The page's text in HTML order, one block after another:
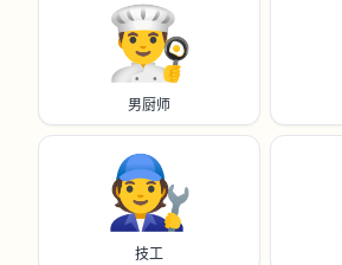
👨‍🍳
男厨师
🧑‍🔧
技工